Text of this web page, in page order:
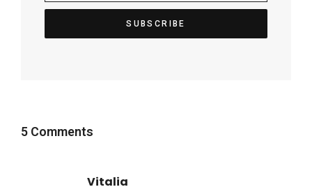
5 Comments
Vitalia